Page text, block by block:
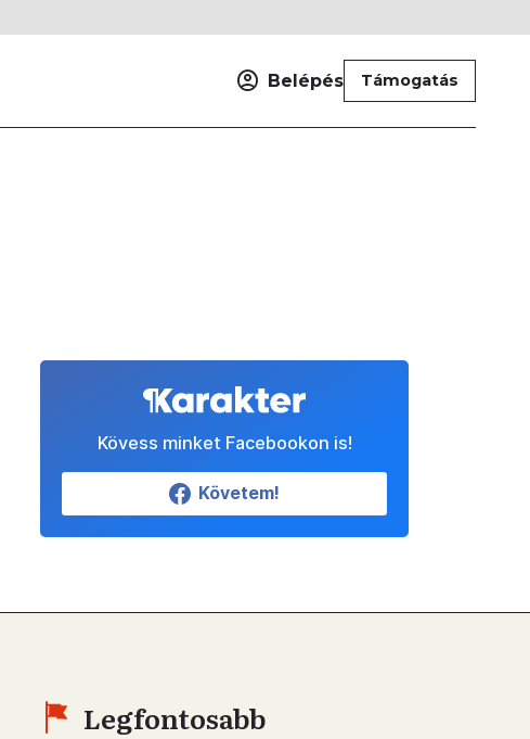
Belépés Támogatás
Kövess minket Facebookon is!
Követem!
Legfontosabb